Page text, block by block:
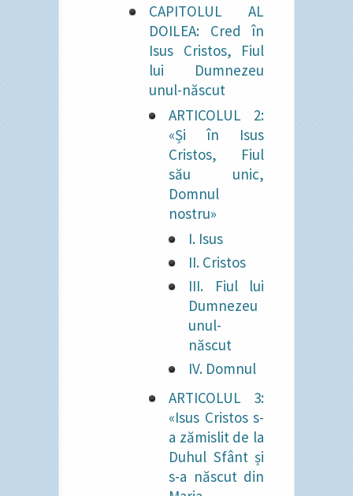
CAPITOLUL AL
DOILEA: Cred în
Isus Cristos, Fiul
lui Dumnezeu
unul-născut
ARTICOLUL 2:
«Și în Isus
Cristos, Fiul
său unic,
Domnul
nostru»
I. Isus
II. Cristos
III. Fiul lui
Dumnezeu
unul-
născut
IV. Domnul
ARTICOLUL 3:
«Isus Cristos s-
a zămislit de la
Duhul Sfânt și
s-a născut din